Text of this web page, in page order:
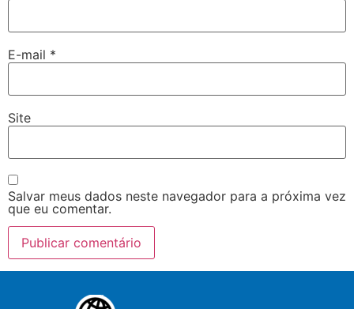
E-mail *
Site
Salvar meus dados neste navegador para a próxima vez
que eu comentar.